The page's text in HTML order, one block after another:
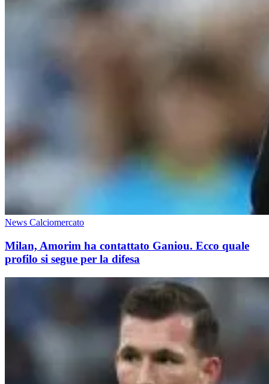
News Calciomercato
Milan, Amorim ha contattato Ganiou. Ecco quale
profilo si segue per la difesa